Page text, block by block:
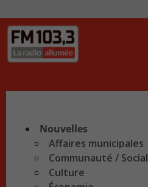
Nouvelles
Affaires municipales
Communauté / Social
Culture